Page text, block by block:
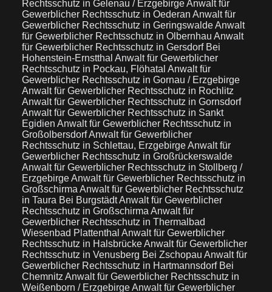
Rechtsschutz in Gelenau / ErzgebirgeAnwalt für
Gewerblicher Rechtsschutz in Oederan Anwalt für
Gewerblicher Rechtsschutz in GeringswaldeAnwalt
für Gewerblicher Rechtsschutz in Olbernhau Anwalt
für Gewerblicher Rechtsschutz in Gersdorf Bei
Hohenstein-Ernstthal Anwalt für Gewerblicher
Rechtsschutz in Pockau, Flöhatal Anwalt für
Gewerblicher Rechtsschutz in Gornau / Erzgebirge
Anwalt für Gewerblicher Rechtsschutz in Rochlitz
Anwalt für Gewerblicher Rechtsschutz in Gornsdorf
Anwalt für Gewerblicher Rechtsschutz in Sankt
Egidien Anwalt für Gewerblicher Rechtsschutz in
GroßolbersdorfAnwalt für Gewerblicher
Rechtsschutz in Schlettau, ErzgebirgeAnwalt für
Gewerblicher Rechtsschutz in Großrückerswalde
Anwalt für Gewerblicher Rechtsschutz in Stollberg /
ErzgebirgeAnwalt für Gewerblicher Rechtsschutz in
Großschirma Anwalt für Gewerblicher Rechtsschutz
in Taura Bei BurgstädtAnwalt für Gewerblicher
Rechtsschutz in Großschirma Anwalt für
Gewerblicher Rechtsschutz in Thermalbad
Wiesenbad Plattenthal Anwalt für Gewerblicher
Rechtsschutz in HalsbrückeAnwalt für Gewerblicher
Rechtsschutz in Venusberg Bei Zschopau Anwalt für
Gewerblicher Rechtsschutz in Hartmannsdorf Bei
Chemnitz Anwalt für Gewerblicher Rechtsschutz in
Weißenborn / ErzgebirgeAnwalt für Gewerblicher